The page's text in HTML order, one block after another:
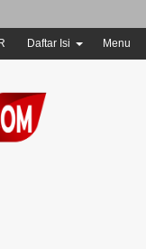
Daftar Isi Menu